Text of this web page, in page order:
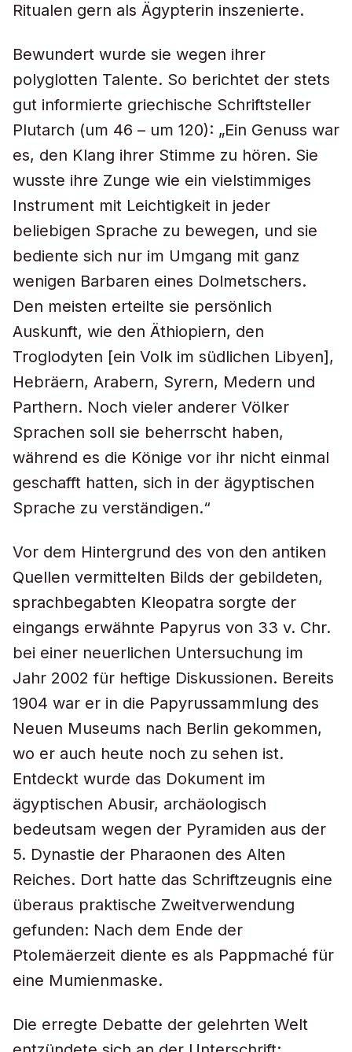
Ritualen gern als Ägypterin inszenierte.
Bewundert wurde sie wegen ihrer
polyglotten Talente. So berichtet der stets
gut informierte griechische Schriftsteller
Plutarch (um 46 – um 120): „Ein Genuss war
es, den Klang ihrer Stimme zu hören. Sie
wusste ihre Zunge wie ein vielstimmiges
Instrument mit Leichtigkeit in jeder
beliebigen Sprache zu bewegen, und sie
bediente sich nur im Umgang mit ganz
wenigen Barbaren eines Dolmetschers.
Den meisten erteilte sie persönlich
Auskunft, wie den Äthiopiern, den
Troglodyten [ein Volk im südlichen Libyen],
Hebräern, Arabern, Syrern, Medern und
Parthern. Noch vieler anderer Völker
Sprachen soll sie beherrscht haben,
während es die Könige vor ihr nicht einmal
geschafft hatten, sich in der ägyptischen
Sprache zu verständigen.“
Vor dem Hintergrund des von den antiken
Quellen vermittelten Bilds der gebildeten,
sprachbegabten Kleopatra sorgte der
eingangs erwähnte Papyrus von 33 v. Chr.
bei einer neuerlichen Untersuchung im
Jahr 2002 für heftige Diskussionen. Bereits
1904 war er in die Papyrussammlung des
Neuen Museums nach Berlin gekommen,
wo er auch heute noch zu sehen ist.
Entdeckt wurde das Dokument im
ägyptischen Abusir, archäologisch
bedeutsam wegen der Pyramiden aus der
5. Dynastie der Pharaonen des Alten
Reiches. Dort hatte das Schriftzeugnis eine
überaus praktische Zweitverwendung
gefunden: Nach dem Ende der
Ptolemäerzeit diente es als Pappmaché für
eine Mumienmaske.
Die erregte Debatte der gelehrten Welt